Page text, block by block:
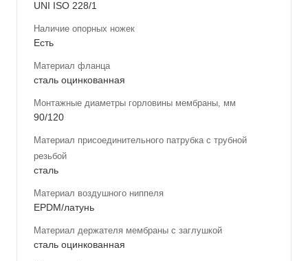
UNI ISO 228/1
Наличие опорных ножек
Есть
Материал фланца
сталь оцинкованная
Монтажные диаметры горловины мембраны, мм
90/120
Материал присоединительного патрубка с трубной
резьбой
сталь
Материал воздушного ниппеля
EPDM/латунь
Материал держателя мембраны с заглушкой
сталь оцинкованная